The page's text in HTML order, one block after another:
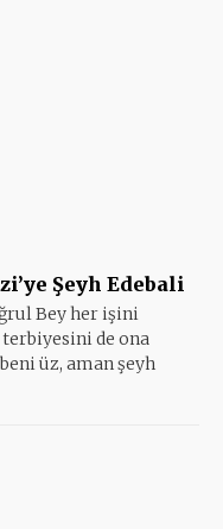
Şeyh Edebali
Bey her işini
de ona
üz, aman şeyh